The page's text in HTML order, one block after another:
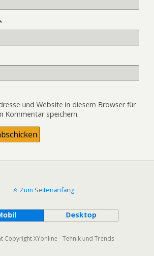
und Website in diesem Browser für
Kommentar speichern.
Zum Seitenanfang
Desktop
Copyright XYonline - Tehnik und Trends